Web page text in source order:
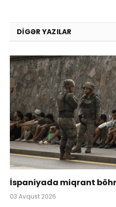
DIGƏR YAZILAR
İspaniyada miqrant
03 Avqust 2026